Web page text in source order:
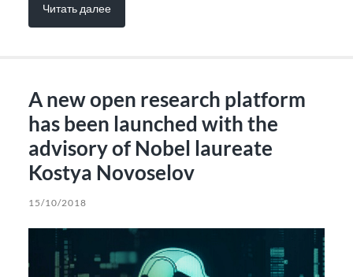
Читать далее
A new open research platform
has been launched with the
advisory of Nobel laureate
Kostya Novoselov
15/10/2018